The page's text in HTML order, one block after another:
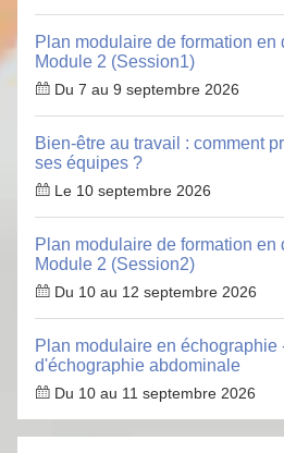
Plan modulaire de formation en
Module 2 (Session1)
Du 7 au 9 septembre 2026
Bien-être au travail : comment
ses équipes ?
Le 10 septembre 2026
Plan modulaire de formation en
Module 2 (Session2)
Du 10 au 12 septembre 2026
Plan modulaire en échographie
d'échographie abdominale
Du 10 au 11 septembre 2026